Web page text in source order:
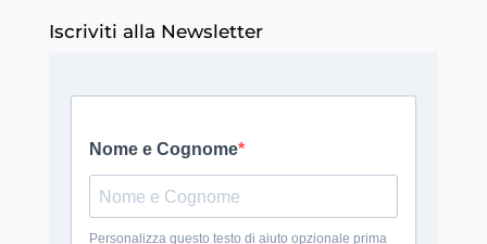
Iscriviti alla Newsletter